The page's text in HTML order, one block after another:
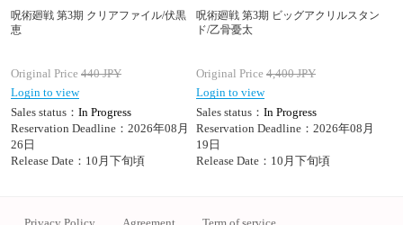
呪術廻戦 第3期 クリアファイル/伏黒
恵
Original Price 440JPY
Login to view
Sales status： In Progress
Reservation Deadline：2026年08月
26日
Release Date：10月下旬頃
呪術廻戦 第3期 ビッグアクリルスタン
ド/乙骨憂太
Original Price 4,400JPY
Login to view
Sales status： In Progress
Reservation Deadline：2026年08月
19日
Release Date：10月下旬頃